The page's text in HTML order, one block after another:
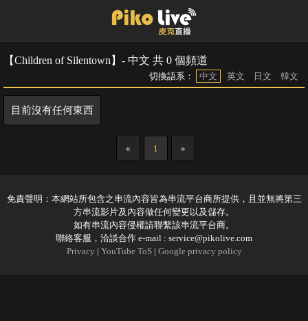
【Children of Silentown】- 中文 共 0 個頻道
切換語系： 中文 英文 日文 韓文
目前沒有任何東西
« 1 »
免責聲明：本網站所包含之串流內容皆為串流平台商所提供，且並無將第三
方串流影片及內容做任何變更以及儲存。
如有串流內容侵權請聯繫該串流平台商。
聯絡客服，洽談合作 e-mail : service@pikolive.com
Privacy | YouTube ToS| Google privacy policy